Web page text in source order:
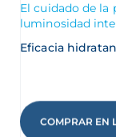
El cuidado de la
luminosidad
Eficacia
COMPRAR EN